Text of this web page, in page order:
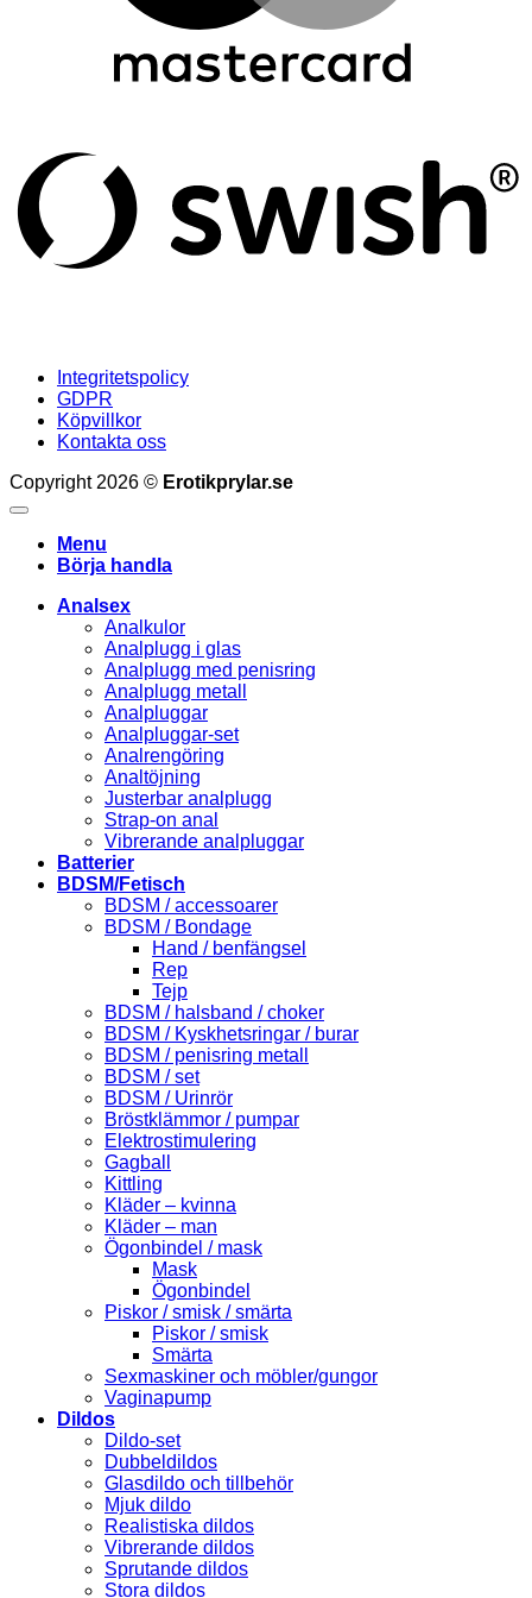
Integritetspolicy
GDPR
Köpvillkor
Kontakta oss
Copyright 2026 © Erotikprylar.se
Menu
Börja handla
Analsex
Analkulor
Analplugg i glas
Analplugg med penisring
Analplugg metall
Analpluggar
Analpluggar-set
Analrengöring
Analtöjning
Justerbar analplugg
Strap-on anal
Vibrerande analpluggar
Batterier
BDSM/Fetisch
BDSM / accessoarer
BDSM / Bondage
Hand / benfängsel
Rep
Tejp
BDSM / halsband / choker
BDSM / Kyskhetsringar / burar
BDSM / penisring metall
BDSM / set
BDSM / Urinrör
Bröstklämmor / pumpar
Elektrostimulering
Gagball
Kittling
Kläder – kvinna
Kläder – man
Ögonbindel / mask
Mask
Ögonbindel
Piskor / smisk / smärta
Piskor / smisk
Smärta
Sexmaskiner och möbler/gungor
Vaginapump
Dildos
Dildo-set
Dubbeldildos
Glasdildo och tillbehör
Mjuk dildo
Realistiska dildos
Vibrerande dildos
Sprutande dildos
Stora dildos